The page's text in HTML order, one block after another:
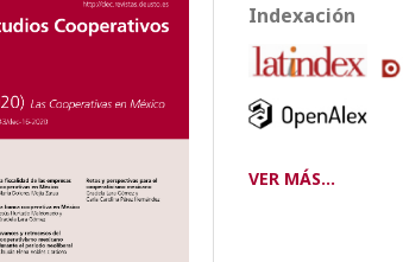
Indexación
VER MÁS...